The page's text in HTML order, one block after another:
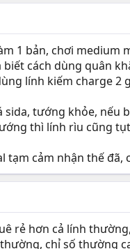
1 bản, chơi
biết cách dùng quân
lính kiếm charge 2
sida, tướng khỏe,
thì lính rìu cũng
tạm cảm nhận thế đã,
rẻ hơn cả lính
chỉ số thường